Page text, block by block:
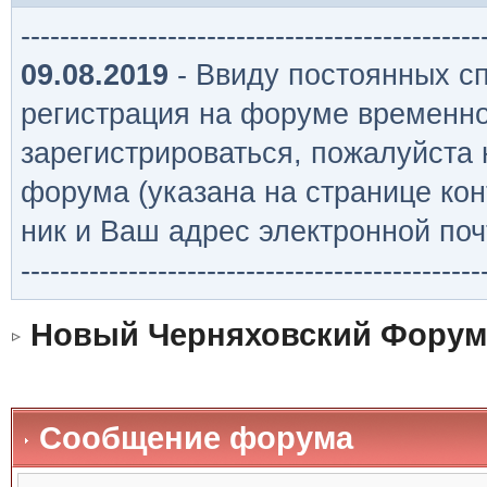
09.08.2019 - Ввиду постоянных
регистрация на форуме
зарегистрироваться,
форума (указана на странице
ник и Ваш адрес электронной
Новый Черняховский Форум
Сообщение форума